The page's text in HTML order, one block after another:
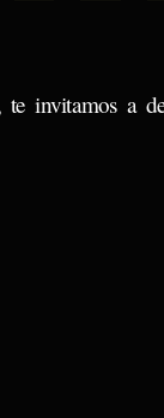
te invitamos a